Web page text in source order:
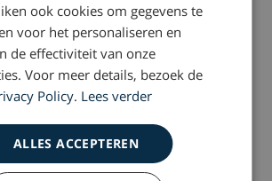
ook cookies om gegevens te
voor het personaliseren en
de effectiviteit van onze
Voor meer details, bezoek de
Policy. Lees verder
ALLES ACCEPTEREN